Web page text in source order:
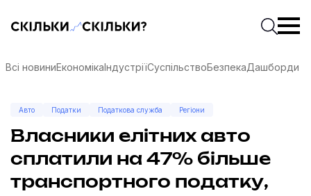
Скільки-скільки? — Медіа про суспільні даніПочати
Всі новиниЕкономікаІндустріїСуспільствоБезпекаДашборди
Авто Податки Податкова служба Регіони
Власники елітних авто
сплатили на 47% більше
транспортного податку,